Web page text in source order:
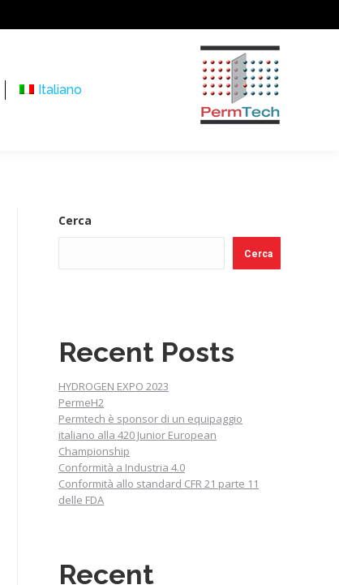
Italiano
Cerca
Cerca
Recent Posts
HYDROGEN EXPO 2023
PermeH2
Permtech è sponsor di un equipaggio
italiano alla 420 Junior European
Championship
Conformità a Industria 4.0
Conformità allo standard CFR 21 parte 11
delle FDA
Recent